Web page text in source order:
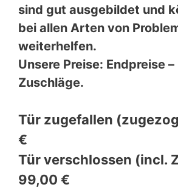
sind gut ausgebildet und
bei allen Arten von
weiterhelfen.
Unsere Preise: Endpreise
Zuschläge.
Tür zugefallen
€
Tür verschlossen (incl.
99,00 €